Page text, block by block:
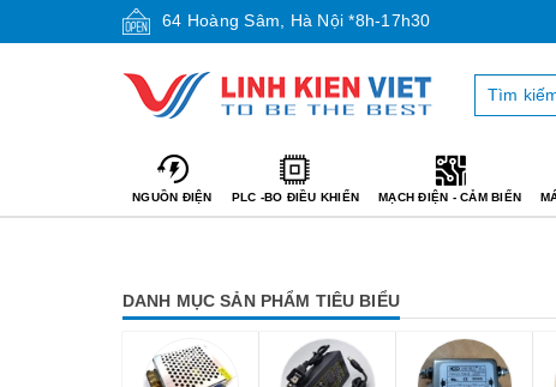
64 Hoàng Sâm, Hà Nội *8h-17h30
NGUỒN ĐIỆN PLC -BO ĐIỀU KHIỂN MẠCH ĐIỆN - CẢM BIẾN
DANH MỤC SẢN PHẨM TIÊU BIỂU